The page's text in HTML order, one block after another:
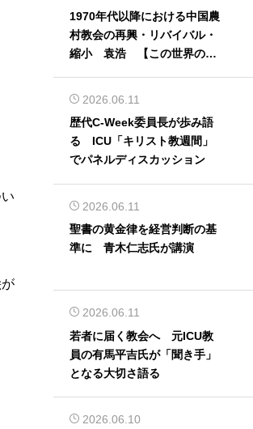
1970年代以降における中国農
村教会の再興・リバイバル・
縮小 袁浩 【この世界の片
2026.06.11
歴代C-Week委員長が歩み語
る ICU「キリスト教週間」
でパネルディスカッション
2026.06.11
聖書の黄金律を経営判断の基
準に 青木仁志氏が講演
2026.06.11
若者に届く教会へ 元ICU教
員の有馬平吉氏が「聞き手」
となる大切さ語る
2026.06.10